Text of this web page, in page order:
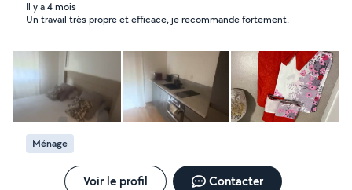
Il y a 4 mois
Un travail très propre et efficace, je recommande fortement.
Ménage
Voir le profil Contacter